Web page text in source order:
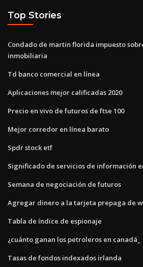
Top Stories
Condado de martin florida impuesto
inmobiliaria
Td banco comercial en línea
Aplicaciones mejor calificadas 2020
Precio en vivo de futuros de ftse 100
Mejor corredor en línea barato
Spdr stock etf
Significado de servicios de información
Semana de negociación de futuros
Agregar dinero a la tarjeta prepaga de
Tabla de índice de espionaje
¿cuánto ganan los petroleros en canadá_
Tasas de fondos indexados irlanda